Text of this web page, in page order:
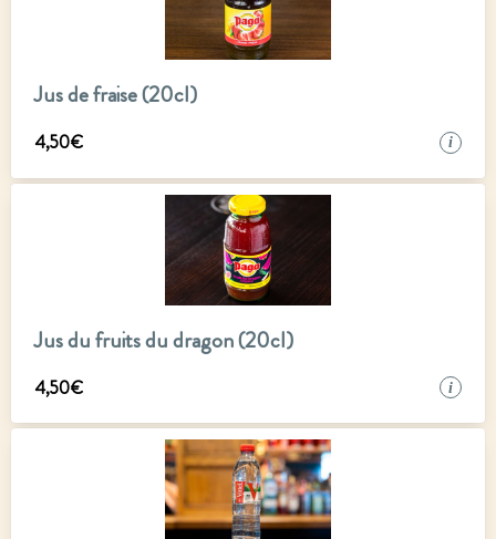
Jus de fraise (20cl)
4,50€ i
Jus du fruits du dragon (20cl)
4,50€ i